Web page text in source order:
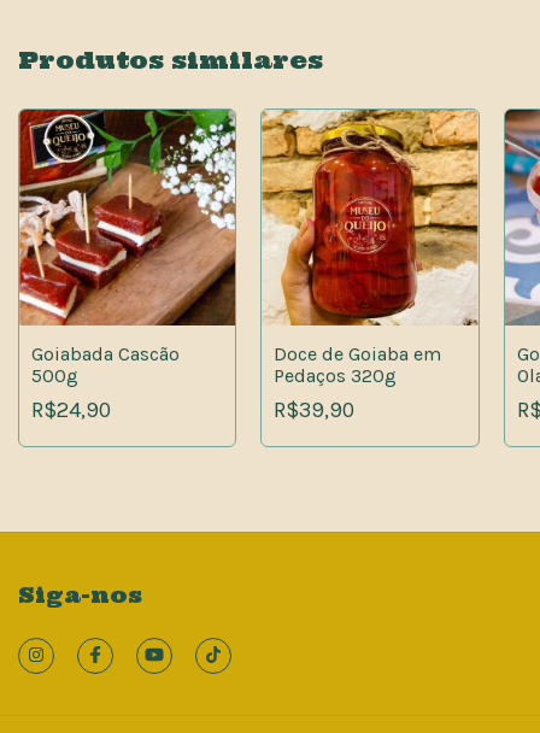
Produtos similares
Goiabada Cascão
500g
R$24,90
Doce de Goiaba em
Pedaços 320g
R$39,90
Siga-nos